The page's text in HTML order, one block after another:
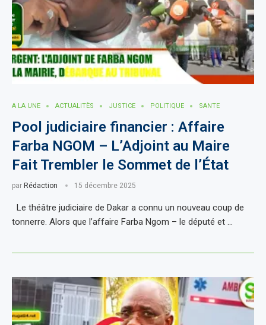
A LA UNE ACTUALITÈS JUSTICE POLITIQUE SANTE
Pool judiciaire financier : Affaire
Farba NGOM – L’Adjoint au Maire
Fait Trembler le Sommet de l’État
par Rédaction 15 décembre 2025
Le théâtre judiciaire de Dakar a connu un nouveau coup de
tonnerre. Alors que l’affaire Farba Ngom – le député et …